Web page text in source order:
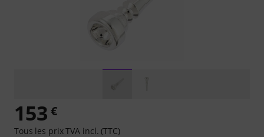
153 €
Tous les prix TVA incl. (TTC)